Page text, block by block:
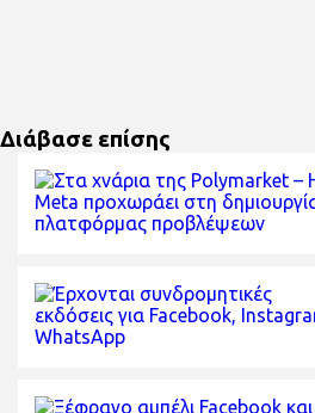
Διάβασε επίσης